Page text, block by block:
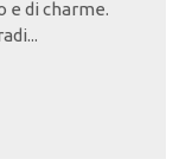
e di charme.